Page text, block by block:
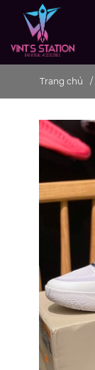
Trang chủ